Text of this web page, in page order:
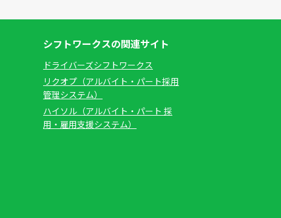
シフトワークスの関連サイト
ドライバーズシフトワークス
リクオプ（アルバイト・パート採用
管理システム）
ハイソル（アルバイト・パート 採
用・雇用支援システム）